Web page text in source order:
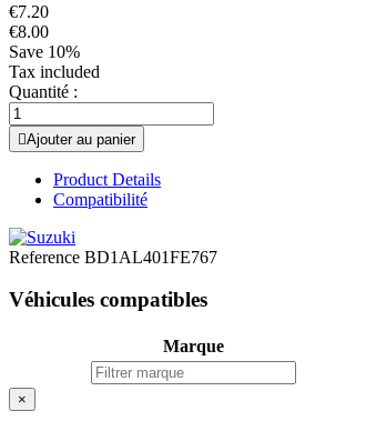
€7.20
€8.00
Save 10%
Tax included
Quantité :
Ajouter au panier
Product Details
Compatibilité
Reference BD1AL401FE767
Véhicules compatibles
Marque
×